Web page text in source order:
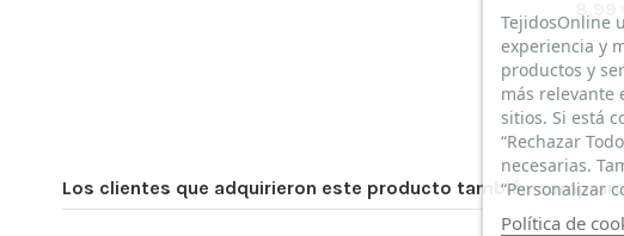
Los clientes que adquirieron este producto también
TejidosOnline
experiencia y
productos y
más relevante
sitios. Si está
“Rechazar
necesarias.
“Personalizar
Política de